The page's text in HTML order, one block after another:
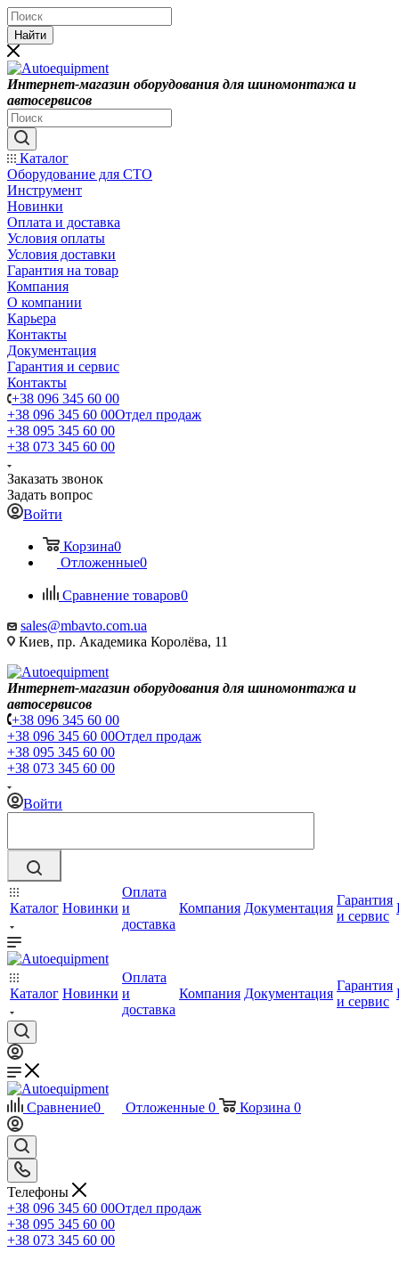
Найти
Интернет-магазин оборудования для шиномонтажа и
автосервисов
Каталог
Оборудование для СТО
Инструмент
Новинки
Оплата и доставка
Условия оплаты
Условия доставки
Гарантия на товар
Компания
О компании
Карьера
Контакты
Документация
Гарантия и сервис
Контакты
+38 096 345 60 00
+38 096 345 60 00Отдел продаж
+38 095 345 60 00
+38 073 345 60 00
Заказать звонок
Задать вопрос
Войти
Корзина0
Отложенные0
Сравнение товаров0
sales@mbavto.com.ua
Киев, пр. Академика Королёва, 11
Интернет-магазин оборудования для шиномонтажа и
автосервисов
+38 096 345 60 00
+38 096 345 60 00Отдел продаж
+38 095 345 60 00
+38 073 345 60 00
Войти
Каталог Новинки
Оплата
и
доставка
Компания Документация
Гарантия
и сервис
Каталог Новинки
Оплата
и
доставка
Компания Документация
Гарантия
и сервис
Сравнение0 Отложенные 0 Корзина 0
Телефоны
+38 096 345 60 00Отдел продаж
+38 095 345 60 00
+38 073 345 60 00